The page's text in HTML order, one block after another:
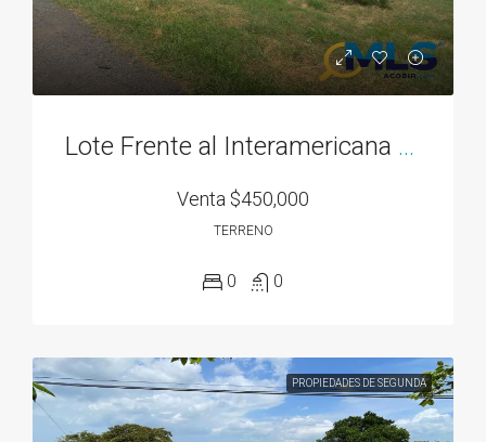
Lote Frente al Interamericana el El Espave de 3300M2 en Chame
Venta $450,000
TERRENO
0 0
PROPIEDADES DE SEGUNDA